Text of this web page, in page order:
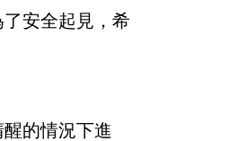
安全起見，希
的情況下進